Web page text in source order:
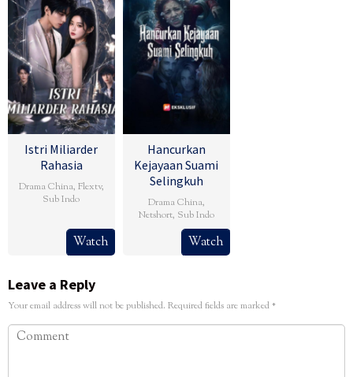
Istri Miliarder
Rahasia
Drama China, Flextv,
Sub Indo
Watch
Hancurkan
Kejayaan Suami
Selingkuh
Drama China,
Netshort, Sub Indo
Watch
Leave a Reply
Your email address will not be published. Required fields are marked*